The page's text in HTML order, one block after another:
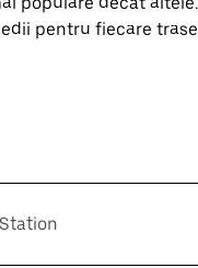
pentru fiecare